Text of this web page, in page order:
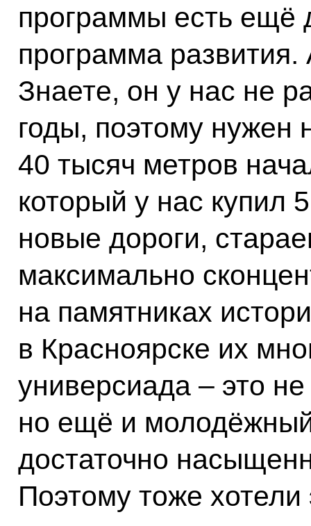
программы есть ещё
программа
Знаете, он у нас не
годы, поэтому нужен
40 тысяч метров
который у нас купил
новые дороги,
максимально
на памятниках
в Красноярске их
универсиада – это
но ещё и молодёжный
достаточно
Поэтому тоже хотели